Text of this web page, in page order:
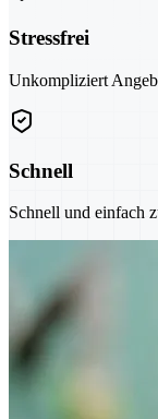
Stressfrei
Unkompliziert
Schnell
Schnell und einfach